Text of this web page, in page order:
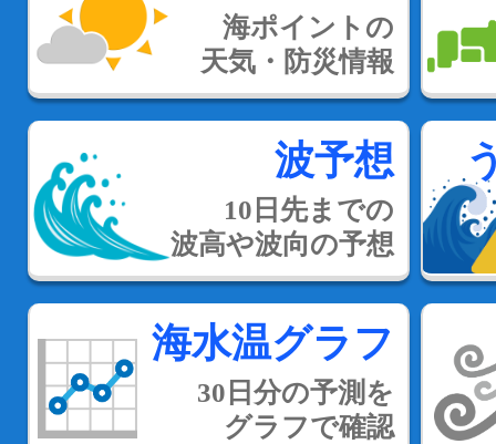
海ポイントの
天気・防災情報
波予想
10日先までの
波高や波向の予想
海水温グラフ
30日分の予測を
グラフで確認